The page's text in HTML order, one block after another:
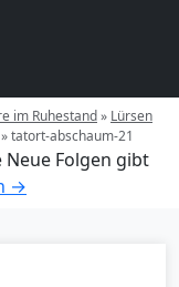
im Ruhestand» Lürsen
»tatort-abschaum-21
Neue Folgen gibt
→